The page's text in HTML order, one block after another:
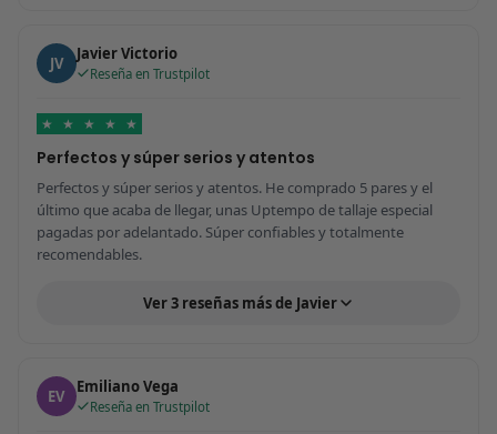
JV Javier Victorio
Reseña en Trustpilot
★ ★ ★ ★ ★
Perfectos y súper serios y atentos
Perfectos y súper serios y atentos. He comprado 5 pares y el
último que acaba de llegar, unas Uptempo de tallaje especial
pagadas por adelantado. Súper confiables y totalmente
recomendables.
Ver 3 reseñas más de Javier
EV Emiliano Vega
Reseña en Trustpilot